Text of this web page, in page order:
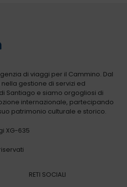
di viaggi per il Cammino. Dal
gestione di servizi ed
Santiago e siamo orgogliosi di
internazionale, partecipando
patrimonio culturale e storico.
XG-635
RETI SOCIALI